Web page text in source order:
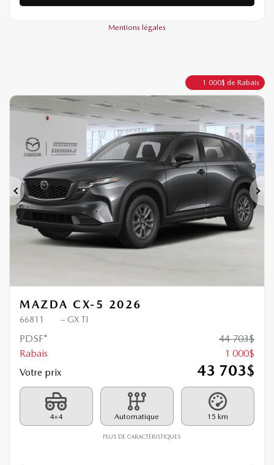
Mentions légales
1 000$ de Rabais
Précédent
MAZDA CX-5 2026
66811 – GX TI
PDSF* 44 703$
Rabais
1 000$
Votre prix
43 703$
4×4 Automatique 15 km
PLUS DE CARACTÉRISTIQUES